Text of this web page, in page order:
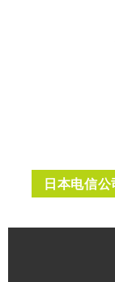
日本电信